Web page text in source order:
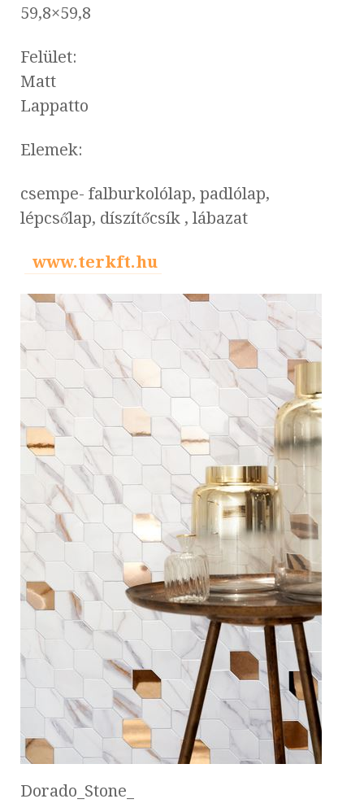
59,8×59,8
Felület:
Matt
Lappatto
Elemek:
csempe- falburkolólap, padlólap,
lépcsőlap, díszítőcsík , lábazat
www.terkft.hu
Dorado_Stone_